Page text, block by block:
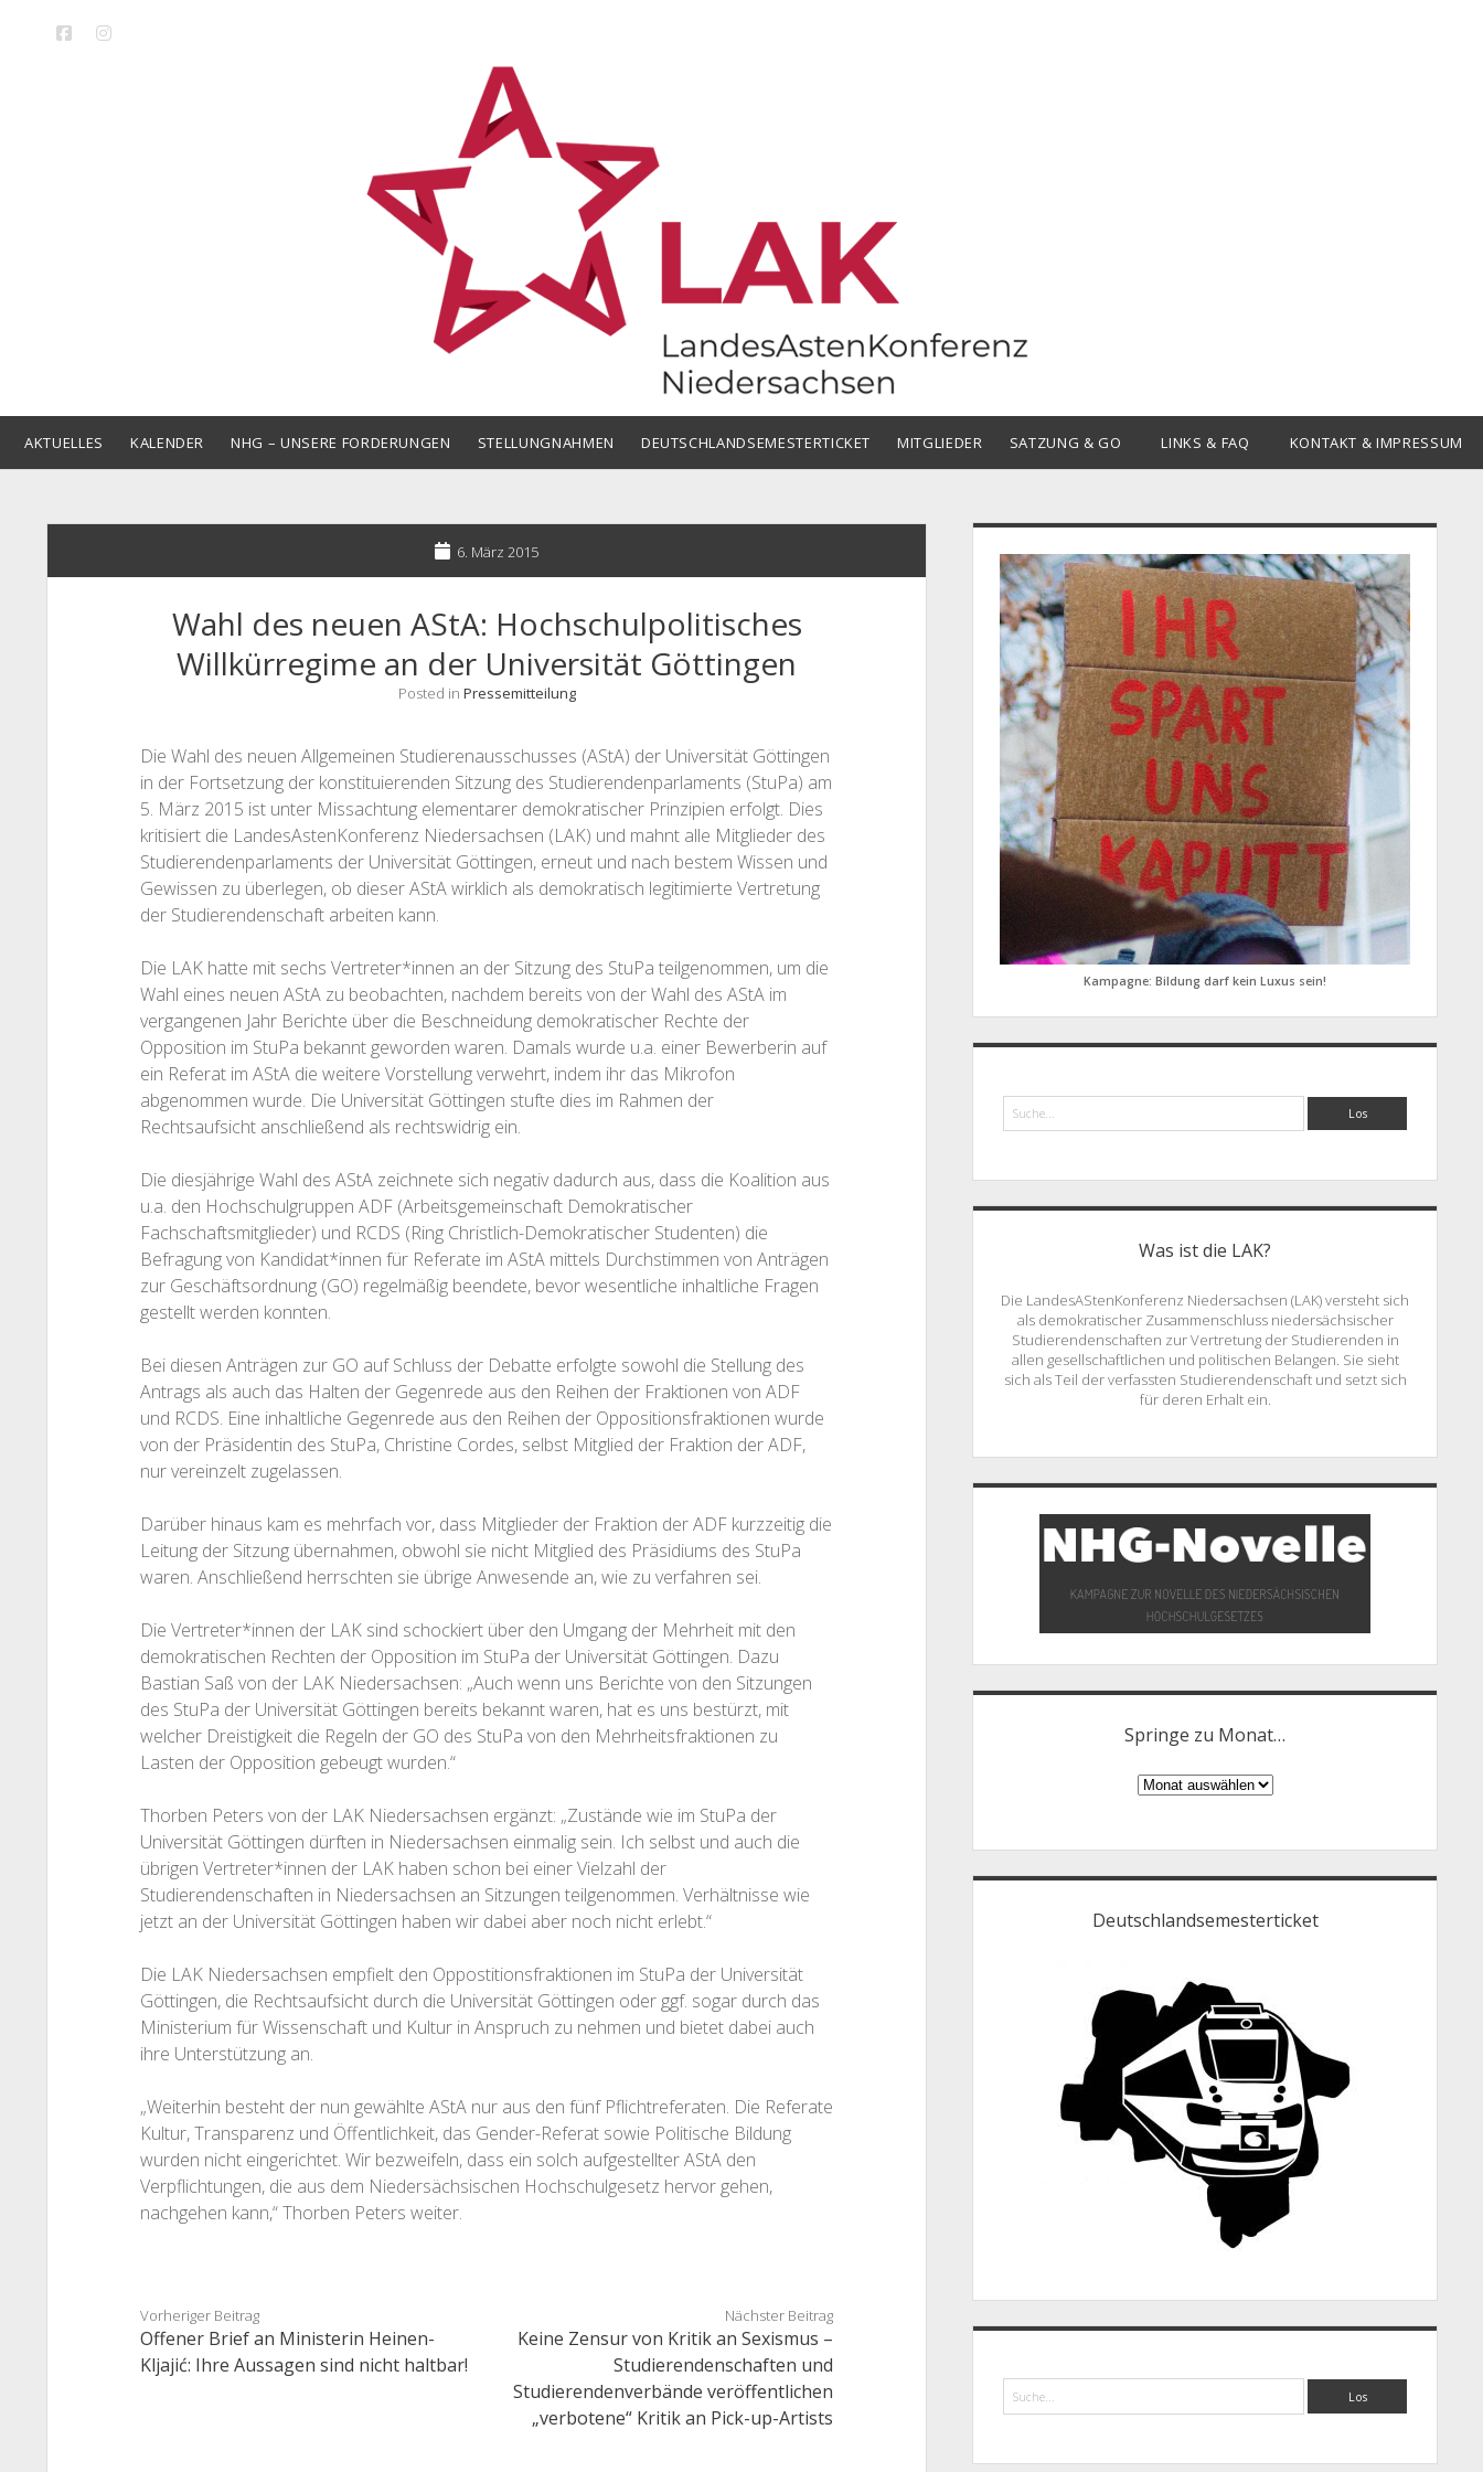
facebookinstagram
Niedersachsen
AKTUELLES KALENDER NHG – UNSERE FORDERUNGEN STELLUNGNAHMEN DEUTSCHLANDSEMESTERTICKET MITGLIEDER SATZUNG & GO
OffeneLINKS & FAQ
OffeneKONTAKT & IMPRESSUM
6. März 2015
Wahl des neuen AStA: Hochschulpolitisches
Willkürregime an der Universität Göttingen
Posted in Pressemitteilung
Die Wahl des neuen Allgemeinen Studierenausschusses (AStA) der Universität Göttingen
in der Fortsetzung der konstituierenden Sitzung des Studierendenparlaments (StuPa) am
5. März 2015 ist unter Missachtung elementarer demokratischer Prinzipien erfolgt. Dies
kritisiert die LandesAstenKonferenz Niedersachsen (LAK) und mahnt alle Mitglieder des
Studierendenparlaments der Universität Göttingen, erneut und nach bestem Wissen und
Gewissen zu überlegen, ob dieser AStA wirklich als demokratisch legitimierte Vertretung
der Studierendenschaft arbeiten kann.
Die LAK hatte mit sechs Vertreter*innen an der Sitzung des StuPa teilgenommen, um die
Wahl eines neuen AStA zu beobachten, nachdem bereits von der Wahl des AStA im
vergangenen Jahr Berichte über die Beschneidung demokratischer Rechte der
Opposition im StuPa bekannt geworden waren. Damals wurde u.a. einer Bewerberin auf
ein Referat im AStA die weitere Vorstellung verwehrt, indem ihr das Mikrofon
abgenommen wurde. Die Universität Göttingen stufte dies im Rahmen der
Rechtsaufsicht anschließend als rechtswidrig ein.
Die diesjährige Wahl des AStA zeichnete sich negativ dadurch aus, dass die Koalition aus
u.a. den Hochschulgruppen ADF (Arbeitsgemeinschaft Demokratischer
Fachschaftsmitglieder) und RCDS (Ring Christlich-Demokratischer Studenten) die
Befragung von Kandidat*innen für Referate im AStA mittels Durchstimmen von Anträgen
zur Geschäftsordnung (GO) regelmäßig beendete, bevor wesentliche inhaltliche Fragen
gestellt werden konnten.
Bei diesen Anträgen zur GO auf Schluss der Debatte erfolgte sowohl die Stellung des
Antrags als auch das Halten der Gegenrede aus den Reihen der Fraktionen von ADF
und RCDS. Eine inhaltliche Gegenrede aus den Reihen der Oppositionsfraktionen wurde
von der Präsidentin des StuPa, Christine Cordes, selbst Mitglied der Fraktion der ADF,
nur vereinzelt zugelassen.
Darüber hinaus kam es mehrfach vor, dass Mitglieder der Fraktion der ADF kurzzeitig die
Leitung der Sitzung übernahmen, obwohl sie nicht Mitglied des Präsidiums des StuPa
waren. Anschließend herrschten sie übrige Anwesende an, wie zu verfahren sei.
Die Vertreter*innen der LAK sind schockiert über den Umgang der Mehrheit mit den
demokratischen Rechten der Opposition im StuPa der Universität Göttingen. Dazu
Bastian Saß von der LAK Niedersachsen: „Auch wenn uns Berichte von den Sitzungen
des StuPa der Universität Göttingen bereits bekannt waren, hat es uns bestürzt, mit
welcher Dreistigkeit die Regeln der GO des StuPa von den Mehrheitsfraktionen zu
Lasten der Opposition gebeugt wurden.“
Thorben Peters von der LAK Niedersachsen ergänzt: „Zustände wie im StuPa der
Universität Göttingen dürften in Niedersachsen einmalig sein. Ich selbst und auch die
übrigen Vertreter*innen der LAK haben schon bei einer Vielzahl der
Studierendenschaften in Niedersachsen an Sitzungen teilgenommen. Verhältnisse wie
jetzt an der Universität Göttingen haben wir dabei aber noch nicht erlebt.“
Die LAK Niedersachsen empfielt den Oppostitionsfraktionen im StuPa der Universität
Göttingen, die Rechtsaufsicht durch die Universität Göttingen oder ggf. sogar durch das
Ministerium für Wissenschaft und Kultur in Anspruch zu nehmen und bietet dabei auch
ihre Unterstützung an.
„Weiterhin besteht der nun gewählte AStA nur aus den fünf Pflichtreferaten. Die Referate
Kultur, Transparenz und Öffentlichkeit, das Gender-Referat sowie Politische Bildung
wurden nicht eingerichtet. Wir bezweifeln, dass ein solch aufgestellter AStA den
Verpflichtungen, die aus dem Niedersächsischen Hochschulgesetz hervor gehen,
nachgehen kann,“ Thorben Peters weiter.
Vorheriger Beitrag
Offener Brief an Ministerin Heinen-
Kljajić: Ihre Aussagen sind nicht haltbar!
Nächster Beitrag
Keine Zensur von Kritik an Sexismus –
Studierendenschaften und
Studierendenverbände veröffentlichen
„verbotene“ Kritik an Pick-up-Artists
Sidebar
Kampagne: Bildung darf kein Luxus sein!
Was ist die LAK?
Die LandesAStenKonferenz Niedersachsen (LAK) versteht sich
als demokratischer Zusammenschluss niedersächsischer
Studierendenschaften zur Vertretung der Studierenden in
allen gesellschaftlichen und politischen Belangen. Sie sieht
sich als Teil der verfassten Studierendenschaft und setzt sich
für deren Erhalt ein.
Springe zu Monat…
Springe
Deutschlandsemesterticket